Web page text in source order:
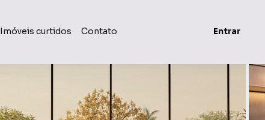
Imóveis curtidos Contato Entrar